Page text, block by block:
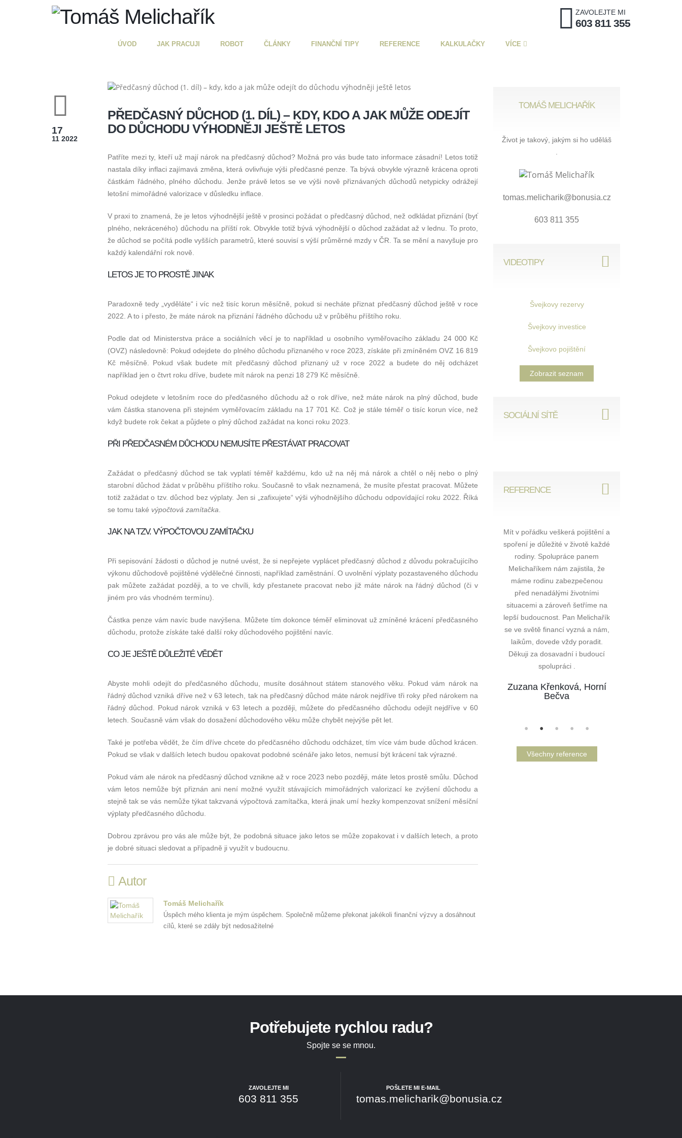
ZAVOLEJTE MI
603 811 355
ÚVOD JAK PRACUJI ROBOT ČLÁNKY FINANČNÍ TIPY REFERENCE KALKULAČKY VÍCE
17
11 2022
PŘEDČASNÝ DŮCHOD (1. DÍL) – KDY, KDO A JAK MŮŽE ODEJÍT
DO DŮCHODU VÝHODNĚJI JEŠTĚ LETOS
Patříte mezi ty, kteří už mají nárok na předčasný důchod? Možná pro vás bude tato informace zásadní! Letos totiž
nastala díky inflaci zajímavá změna, která ovlivňuje výši předčasné penze. Ta bývá obvykle výrazně krácena oproti
částkám řádného, plného důchodu. Jenže právě letos se ve výši nově přiznávaných důchodů netypicky odrážejí
letošní mimořádné valorizace v důsledku inflace.
V praxi to znamená, že je letos výhodnější ještě v prosinci požádat o předčasný důchod, než odkládat přiznání (byť
plného, nekráceného) důchodu na příští rok. Obvykle totiž bývá výhodnější o důchod zažádat až v lednu. To proto,
že důchod se počítá podle vyšších parametrů, které souvisí s výší průměrné mzdy v ČR. Ta se mění a navyšuje pro
každý kalendářní rok nově.
LETOS JE TO PROSTĚ JINAK
Paradoxně tedy „vyděláte“ i víc než tisíc korun měsíčně, pokud si necháte přiznat předčasný důchod ještě v roce
2022. A to i přesto, že máte nárok na přiznání řádného důchodu už v průběhu příštího roku.
Podle dat od Ministerstva práce a sociálních věcí je to například u osobního vyměřovacího základu 24 000 Kč
(OVZ) následovně: Pokud odejdete do plného důchodu přiznaného v roce 2023, získáte při zmíněném OVZ 16 819
Kč měsíčně. Pokud však budete mít předčasný důchod přiznaný už v roce 2022 a budete do něj odcházet
například jen o čtvrt roku dříve, budete mít nárok na penzi 18 279 Kč měsíčně.
Pokud odejdete v letošním roce do předčasného důchodu až o rok dříve, než máte nárok na plný důchod, bude
vám částka stanovena při stejném vyměřovacím základu na 17 701 Kč. Což je stále téměř o tisíc korun více, než
když budete rok čekat a půjdete o plný důchod zažádat na konci roku 2023.
PŘI PŘEDČASNÉM DŮCHODU NEMUSÍTE PŘESTÁVAT PRACOVAT
Zažádat o předčasný důchod se tak vyplatí téměř každému, kdo už na něj má nárok a chtěl o něj nebo o plný
starobní důchod žádat v průběhu příštího roku. Současně to však neznamená, že musíte přestat pracovat. Můžete
totiž zažádat o tzv. důchod bez výplaty. Jen si „zafixujete“ výši výhodnějšího důchodu odpovídající roku 2022. Říká
se tomu také výpočtová zamítačka
JAK NA TZV. VÝPOČTOVOU ZAMÍTAČKU
Při sepisování žádosti o důchod je nutné uvést, že si nepřejete vyplácet předčasný důchod z důvodu pokračujícího
výkonu důchodově pojištěné výdělečné činnosti, například zaměstnání. O uvolnění výplaty pozastaveného důchodu
pak můžete zažádat později, a to ve chvíli, kdy přestanete pracovat nebo již máte nárok na řádný důchod (či v
jiném pro vás vhodném termínu).
Částka penze vám navíc bude navýšena. Můžete tím dokonce téměř eliminovat už zmíněné krácení předčasného
důchodu, protože získáte také další roky důchodového pojištění navíc.
CO JE JEŠTĚ DŮLEŽITÉ VĚDĚT
Abyste mohli odejít do předčasného důchodu, musíte dosáhnout státem stanového věku. Pokud vám nárok na
řádný důchod vzniká dříve než v 63 letech, tak na předčasný důchod máte nárok nejdříve tři roky před nárokem na
řádný důchod. Pokud nárok vzniká v 63 letech a později, můžete do předčasného důchodu odejít nejdříve v 60
letech. Současně vám však do dosažení důchodového věku může chybět nejvýše pět let.
Také je potřeba vědět, že čím dříve chcete do předčasného důchodu odcházet, tím více vám bude důchod krácen.
Pokud se však v dalších letech budou opakovat podobné scénáře jako letos, nemusí být krácení tak výrazné.
Pokud vám ale nárok na předčasný důchod vznikne až v roce 2023 nebo později, máte letos prostě smůlu. Důchod
vám letos nemůže být přiznán ani není možné využít stávajících mimořádných valorizací ke zvýšení důchodu a
stejně tak se vás nemůže týkat takzvaná výpočtová zamítačka, která jinak umí hezky kompenzovat snížení měsíční
výplaty předčasného důchodu.
Dobrou zprávou pro vás ale může být, že podobná situace jako letos se může zopakovat i v dalších letech, a proto
je dobré situaci sledovat a případně ji využít v budoucnu.
Autor
Tomáš Melichařík
Úspěch mého klienta je mým úspěchem. Společně můžeme překonat jakékoli finanční výzvy a dosáhnout
cílů, které se zdály být nedosažitelné
TOMÁŠ MELICHAŘÍK
Život je takový, jakým si ho uděláš
tomas.melicharik@bonusia.cz
603 811 355
VIDEOTIPY
Švejkovy rezervy
Švejkovy investice
Švejkovo pojištění
Zobrazit seznam
SOCIÁLNÍ SÍTĚ
REFERENCE
v oblasti financí. Vždy vše
Jiří a Šárka Valašské
100%.Vše umí dokonale a
přehledně vysvětlit a smlouvy
nastavit přesně dle mých
Daniel Hykl , Frýdek
Mít v pořádku veškerá pojištění a
spoření je důležité v životě každé
rodiny. Spolupráce panem
Melichaříkem nám zajistila, že
máme rodinu zabezpečenou
před nenadálými životními
situacemi a zároveň šetříme na
lepší budoucnost. Pan Melichařík
se ve světě financí vyzná a nám,
laikům, dovede vždy poradit.
Děkuji za dosavadní i budoucí
spolupráci .
Zuzana Křenková, Horní
Bečva
Všechny reference
Potřebujete rychlou radu?
Spojte se se mnou.
ZAVOLEJTE MI
603 811 355
POŠLETE MI E-MAIL
tomas.melicharik@bonusia.cz